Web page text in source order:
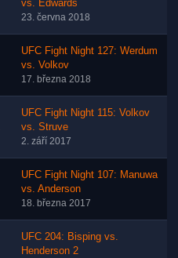
vs. Edwards
23. června 2018
UFC Fight Night 127: Werdum
vs. Volkov
17. března 2018
UFC Fight Night 115: Volkov
vs. Struve
2. září 2017
UFC Fight Night 107: Manuwa
vs. Anderson
18. března 2017
UFC 204: Bisping vs.
Henderson 2